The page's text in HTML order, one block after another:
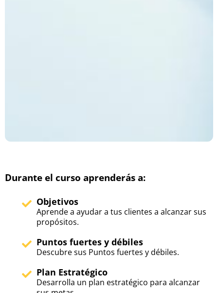
Durante el curso aprenderás a:
Objetivos
Aprende a ayudar a tus clientes a alcanzar sus
propósitos.
Puntos fuertes y débiles
Descubre sus Puntos fuertes y débiles.
Plan Estratégico
Desarrolla un plan estratégico para alcanzar